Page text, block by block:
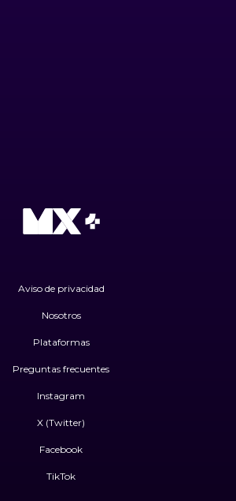
Aviso de privacidad
Nosotros
Plataformas
Preguntas frecuentes
Instagram
X (Twitter)
Facebook
TikTok